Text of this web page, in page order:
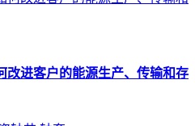
改进客户的能源生产、传输和存